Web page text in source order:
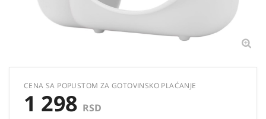
CENA SA POPUSTOM ZA GOTOVINSKO PLAĆANJE
1 298 RSD